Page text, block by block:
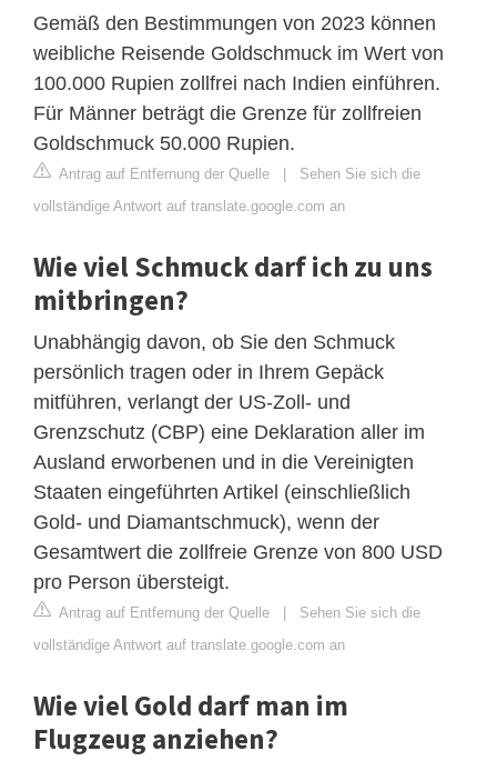
Gemäß den Bestimmungen von 2023 können
weibliche Reisende Goldschmuck im Wert von
100.000 Rupien zollfrei nach Indien einführen.
Für Männer beträgt die Grenze für zollfreien
Goldschmuck 50.000 Rupien.
Antrag auf Entfernung der Quelle | Sehen Sie sich die
vollständige Antwort auf translate.google.com an
Wie viel Schmuck darf ich zu uns
mitbringen?
Unabhängig davon, ob Sie den Schmuck
persönlich tragen oder in Ihrem Gepäck
mitführen, verlangt der US-Zoll- und
Grenzschutz (CBP) eine Deklaration aller im
Ausland erworbenen und in die Vereinigten
Staaten eingeführten Artikel (einschließlich
Gold- und Diamantschmuck), wenn der
Gesamtwert die zollfreie Grenze von 800 USD
pro Person übersteigt.
Antrag auf Entfernung der Quelle | Sehen Sie sich die
vollständige Antwort auf translate.google.com an
Wie viel Gold darf man im
Flugzeug anziehen?